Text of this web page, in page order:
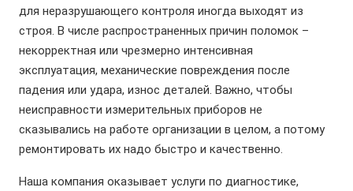
для неразрушающего контроля иногда выходят из
строя. В числе распространенных причин поломок –
некорректная или чрезмерно интенсивная
эксплуатация, механические повреждения после
падения или удара, износ деталей. Важно, чтобы
неисправности измерительных приборов не
сказывались на работе организации в целом, а потому
ремонтировать их надо быстро и качественно.
Наша компания оказывает услуги по диагностике,